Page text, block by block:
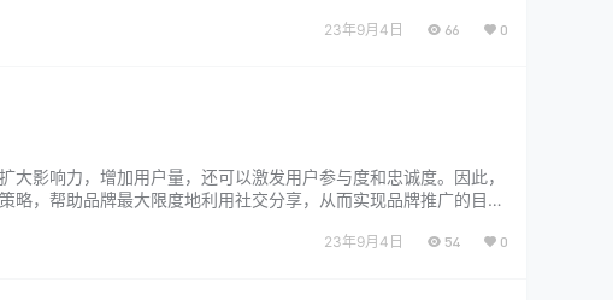
23年9月4日 66 0
影响力，增加用户量，还可以激发用户参与度和忠诚度。因此，
，帮助品牌最大限度地利用社交分享，从而实现品牌推广的目
23年9月4日 54 0